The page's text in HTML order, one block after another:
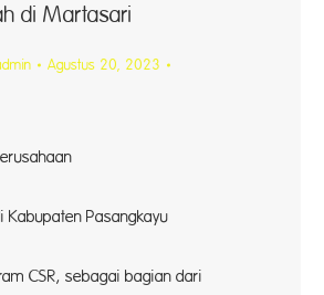
di Martasari
Agustus 20, 2023
Kabupaten Pasangkayu
CSR, sebagai bagian dari